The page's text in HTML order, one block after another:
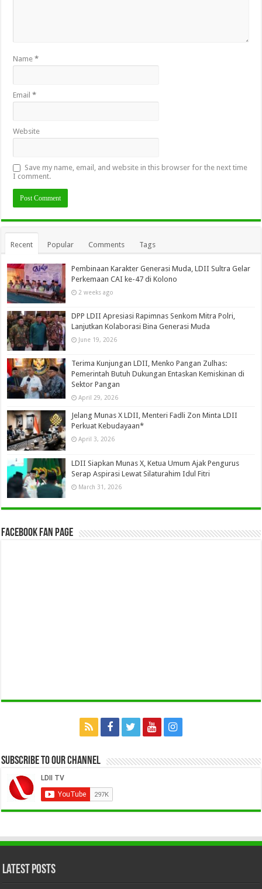
Name*
Email*
Website
Save my name, email, and website in this browser for the next time
I comment.
Recent Popular Comments Tags
Pembinaan Karakter Generasi Muda, LDII Sultra Gelar
Perkemaan CAI ke-47 di Kolono
2 weeks ago
DPP LDII Apresiasi Rapimnas Senkom Mitra Polri,
Lanjutkan Kolaborasi Bina Generasi Muda
June 19, 2026
Terima Kunjungan LDII, Menko Pangan Zulhas:
Pemerintah Butuh Dukungan Entaskan Kemiskinan di
Sektor Pangan
April 29, 2026
Jelang Munas X LDII, Menteri Fadli Zon Minta LDII
Perkuat Kebudayaan*
April 3, 2026
LDII Siapkan Munas X, Ketua Umum Ajak Pengurus
Serap Aspirasi Lewat Silaturahim Idul Fitri
March 31, 2026
Facebook Fan Page
Subscribe to our Channel
Latest Posts